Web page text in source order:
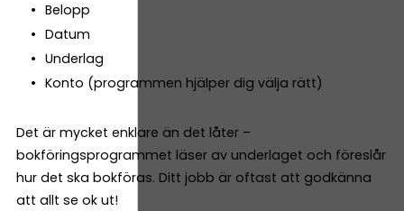
Belopp
Datum
Underlag
Konto (programmen hjälper dig välja rätt)
Det är mycket enklare än det låter –
bokföringsprogrammet läser av underlaget och föreslår
hur det ska bokföras. Ditt jobb är oftast att godkänna
att allt se ok ut!